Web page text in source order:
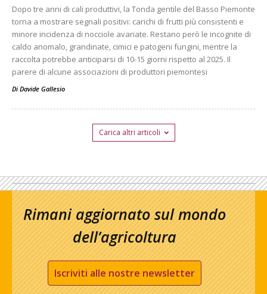
Dopo tre anni di cali produttivi, la Tonda gentile del Basso Piemonte
torna a mostrare segnali positivi: carichi di frutti più consistenti e
minore incidenza di nocciole avariate. Restano però le incognite di
caldo anomalo, grandinate, cimici e patogeni fungini, mentre la
raccolta potrebbe anticiparsi di 10-15 giorni rispetto al 2025. Il
parere di alcune associazioni di produttori piemontesi
Di Davide Gallesio
Carica altri articoli
Rimani aggiornato sul mondo
dell’agricoltura
Iscriviti alle nostre newsletter